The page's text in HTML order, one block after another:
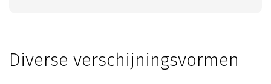
Diverse verschijningsvormen